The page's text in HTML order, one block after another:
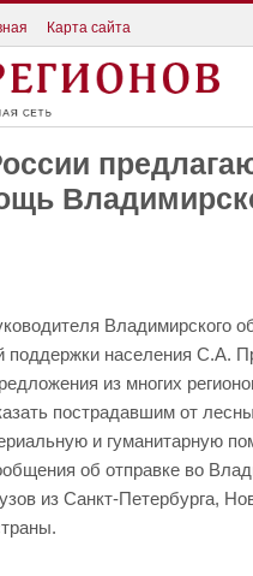
Карта сайта
Владимирского
поддержки населения С.А.
из многих
пострадавшим от
и гуманитарную
об отправке во
из Санкт-Петербурга,